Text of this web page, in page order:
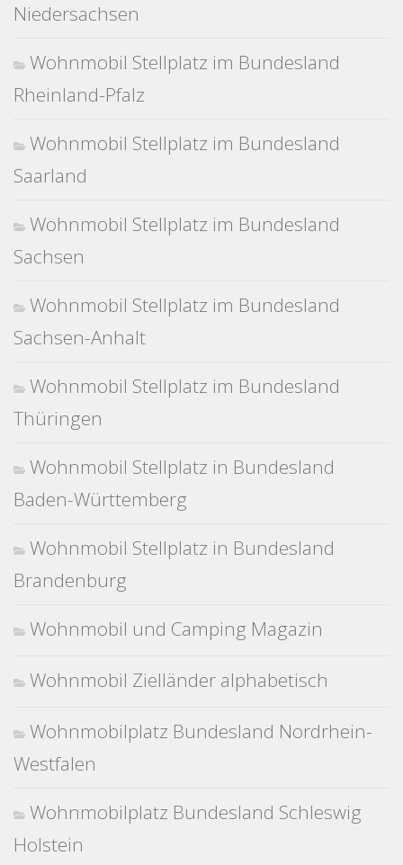
Niedersachsen
Wohnmobil Stellplatz im Bundesland
Rheinland-Pfalz
Wohnmobil Stellplatz im Bundesland
Saarland
Wohnmobil Stellplatz im Bundesland
Sachsen
Wohnmobil Stellplatz im Bundesland
Sachsen-Anhalt
Wohnmobil Stellplatz im Bundesland
Thüringen
Wohnmobil Stellplatz in Bundesland
Baden-Württemberg
Wohnmobil Stellplatz in Bundesland
Brandenburg
Wohnmobil und Camping Magazin
Wohnmobil Zielländer alphabetisch
Wohnmobilplatz Bundesland Nordrhein-
Westfalen
Wohnmobilplatz Bundesland Schleswig
Holstein